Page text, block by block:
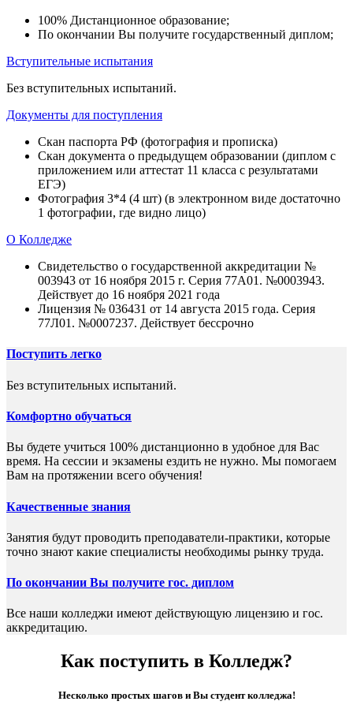
100% Дистанционное образование;
По окончании Вы получите государственный диплом;
Вступительные испытания
Без вступительных испытаний.
Документы для поступления
Скан паспорта РФ (фотография и прописка)
Скан документа о предыдущем образовании (диплом с
приложением или аттестат 11 класса с результатами
ЕГЭ)
Фотография 3*4 (4 шт) (в электронном виде достаточно
1 фотографии, где видно лицо)
О Колледже
Свидетельство о государственной аккредитации №
003943 от 16 ноября 2015 г. Серия 77А01. №0003943.
Действует до 16 ноября 2021 года
Лицензия № 036431 от 14 августа 2015 года. Серия
77Л01. №0007237. Действует бессрочно
Поступить легко
Без вступительных испытаний.
Комфортно обучаться
Вы будете учиться 100% дистанционно в удобное для Вас
время. На сессии и экзамены ездить не нужно. Мы помогаем
Вам на протяжении всего обучения!
Качественные знания
Занятия будут проводить преподаватели-практики, которые
точно знают какие специалисты необходимы рынку труда.
По окончании Вы получите гос. диплом
Все наши колледжи имеют действующую лицензию и гос.
аккредитацию.
Как поступить в Колледж?
Несколько простых шагов и Вы студент колледжа!